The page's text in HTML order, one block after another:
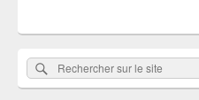
Zone
principale
de
Rechercher :
Rechercher
sur